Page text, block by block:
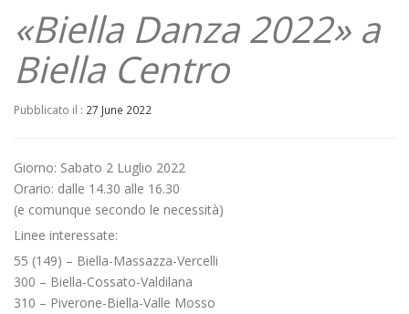
«Biella Danza 2022» a
Biella Centro
Pubblicato il : 27 June 2022
Giorno: Sabato 2 Luglio 2022
Orario: dalle 14.30 alle 16.30
(e comunque secondo le necessità)
Linee interessate:
55 (149) – Biella-Massazza-Vercelli
300 – Biella-Cossato-Valdilana
310 – Piverone-Biella-Valle Mosso